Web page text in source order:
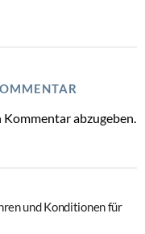
Kommentar abzugeben.
und Konditionen für